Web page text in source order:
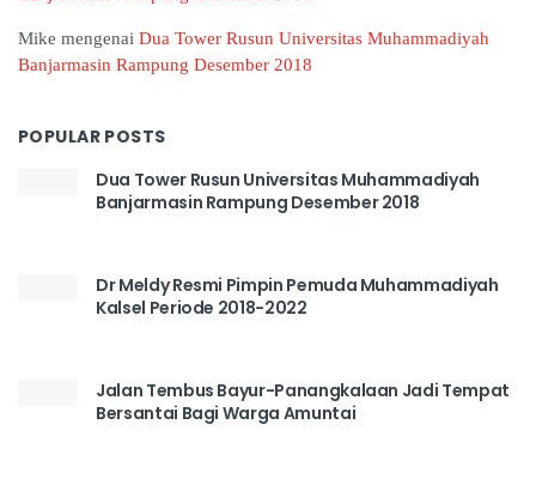
Mike mengenai Dua Tower Rusun Universitas Muhammadiyah
Banjarmasin Rampung Desember 2018
POPULAR POSTS
Dua Tower Rusun Universitas Muhammadiyah
Banjarmasin Rampung Desember 2018
Dr Meldy Resmi Pimpin Pemuda Muhammadiyah
Kalsel Periode 2018-2022
Jalan Tembus Bayur-Panangkalaan Jadi Tempat
Bersantai Bagi Warga Amuntai